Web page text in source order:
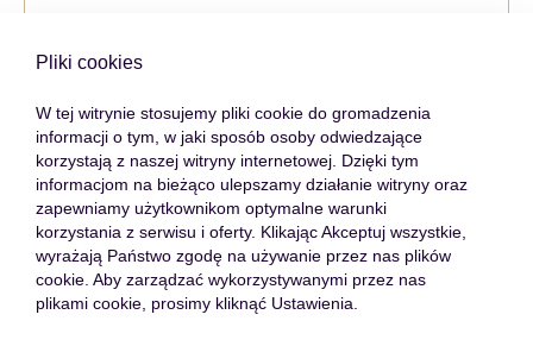
Wróć do listy
Przełącz wpis
Pliki cookies
W tej witrynie stosujemy pliki cookie do gromadzenia
informacji o tym, w jaki sposób osoby odwiedzające
korzystają z naszej witryny internetowej. Dzięki tym
informacjom na bieżąco ulepszamy działanie witryny oraz
zapewniamy użytkownikom optymalne warunki
korzystania z serwisu i oferty. Klikając Akceptuj wszystkie,
wyrażają Państwo zgodę na używanie przez nas plików
cookie. Aby zarządzać wykorzystywanymi przez nas
plikami cookie, prosimy kliknąć Ustawienia.